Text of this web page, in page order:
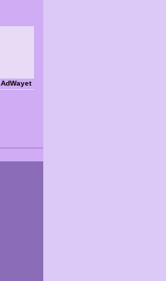
AdWayet